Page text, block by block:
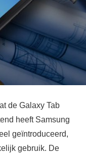
de Galaxy Tab
heeft Samsung
geïntroduceerd,
gebruik. De